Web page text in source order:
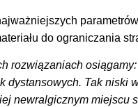
do ograniczania
rozwiązaniach osiągamy:
dystansowych. Tak niski
newralgicznym miejscu